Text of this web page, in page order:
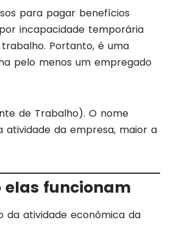
para pagar benefícios
incapacidade temporária
Portanto, é uma
pelo menos um empregado
de Trabalho). O nome
atividade da empresa, maior a
elas funcionam
da atividade econômica da